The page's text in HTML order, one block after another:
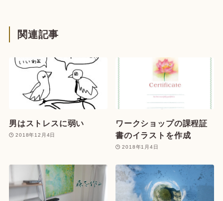
関連記事
男はストレスに弱い
2018年12月4日
ワークショップの課程証
書のイラストを作成
2018年1月4日